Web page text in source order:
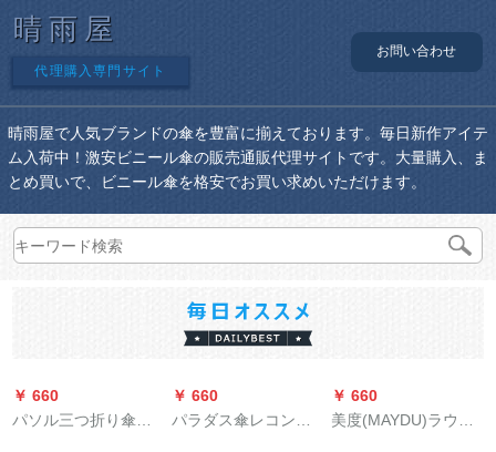
晴雨屋
代理購入専門サイト
お問い合わせ
晴雨屋で人気ブランドの傘を豊富に揃えております。毎日新作アイテ
ム入荷中！激安ビニール傘の販売通販代理サイトです。大量購入、ま
とめ買いで、ビニール傘を格安でお買い求めいただけます。
￥ 660
パソル三つ折り傘晴
￥ 660
パラダス傘レコント
￥ 660
美度(MAYDU)ラウド